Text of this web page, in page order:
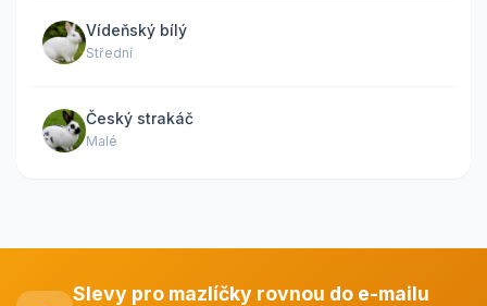
Vídeňský bílý
Střední
Český strakáč
Malé
Slevy pro mazlíčky rovnou do e-mailu